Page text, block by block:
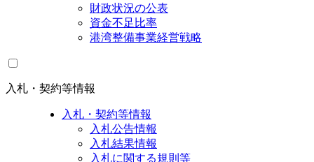
財政状況の公表
資金不足比率
港湾整備事業経営戦略
入札・契約等情報
入札・契約等情報
入札公告情報
入札結果情報
入札に関する規則等